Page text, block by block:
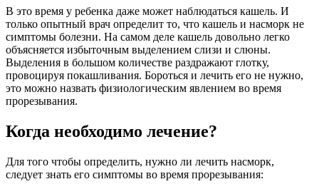
В это время у ребенка даже может наблюдаться кашель. И
только опытный врач определит то, что кашель и насморк не
симптомы болезни. На самом деле кашель довольно легко
объясняется избыточным выделением слизи и слюны.
Выделения в большом количестве раздражают глотку,
провоцируя покашливания. Бороться и лечить его не нужно,
это можно назвать физиологическим явлением во время
прорезывания.
Когда необходимо лечение?
Для того чтобы определить, нужно ли лечить насморк,
следует знать его симптомы во время прорезывания: